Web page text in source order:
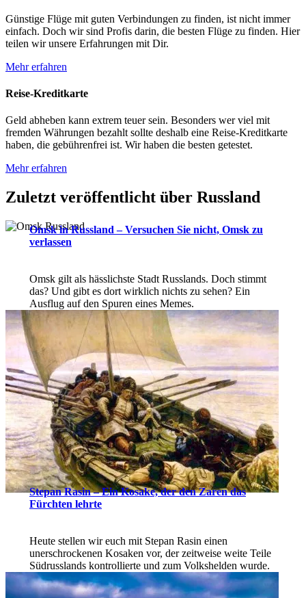
Günstige Flüge mit guten Verbindungen zu finden, ist nicht immer
einfach. Doch wir sind Profis darin, die besten Flüge zu finden. Hier
teilen wir unsere Erfahrungen mit Dir.
Mehr erfahren
Reise-Kreditkarte
Geld abheben kann extrem teuer sein. Besonders wer viel mit
fremden Währungen bezahlt sollte deshalb eine Reise-Kreditkarte
haben, die gebührenfrei ist. Wir haben die besten getestet.
Mehr erfahren
Zuletzt veröffentlicht über Russland
Omsk in Russland – Versuchen Sie nicht, Omsk zu
verlassen
Omsk gilt als hässlichste Stadt Russlands. Doch stimmt
das? Und gibt es dort wirklich nichts zu sehen? Ein
Ausflug auf den Spuren eines Memes.
Stepan Rasin – Ein Kosake, der den Zaren das
Fürchten lehrte
Heute stellen wir euch mit Stepan Rasin einen
unerschrockenen Kosaken vor, der zeitweise weite Teile
Südrusslands kontrollierte und zum Volkshelden wurde.